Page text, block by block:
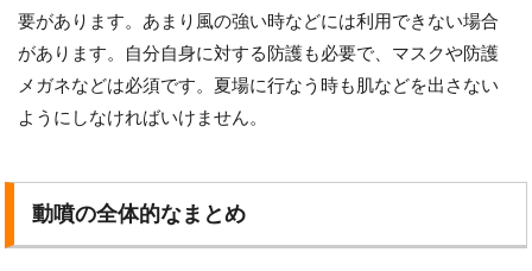
要があります。あまり風の強い時などには利用できない場合
があります。自分自身に対する防護も必要で、マスクや防護
メガネなどは必須です。夏場に行なう時も肌などを出さない
ようにしなければいけません。
動噴の全体的なまとめ